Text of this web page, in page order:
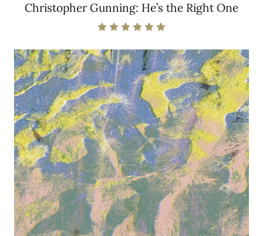
Christopher Gunning: He’s the Right One